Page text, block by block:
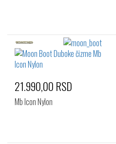
21.990,00 RSD
Mb Icon Nylon